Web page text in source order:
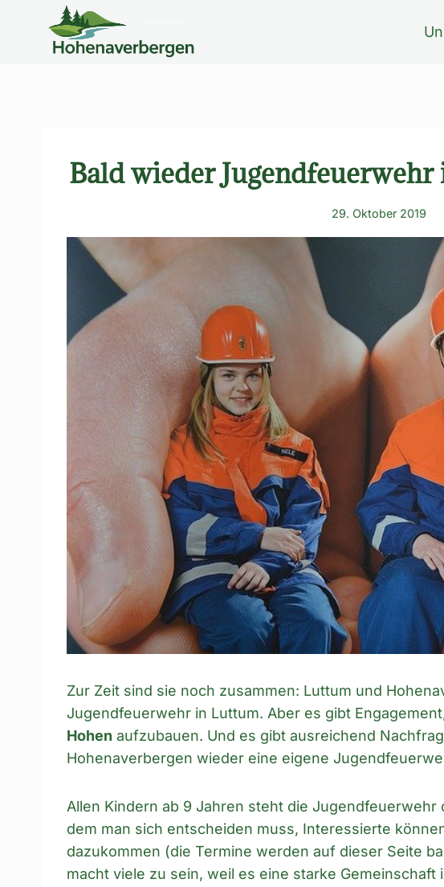
springen
Bald wieder
29. Oktober 2019
Zur Zeit sind sie noch zusammen: Luttum und
Jugendfeuerwehr in Luttum. Aber es gibt
Hohen aufzubauen. Und es gibt ausreichend
Hohenaverbergen wieder eine eigene
Allen Kindern ab 9 Jahren steht die Jugendfeuerwehr
dem man sich entscheiden muss, Interessierte
dazukommen (die Termine werden auf dieser Seite
macht viele zu sein, weil es eine starke Gemeinschaft